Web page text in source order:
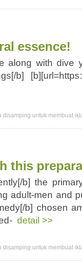
essence!
along with dive
b]
disamping untuk membuat
this
b] the
adult-men and
b] chosen
detail >>
disamping untuk membuat